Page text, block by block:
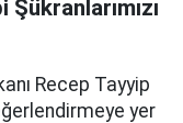
Recep Tayyip
yer